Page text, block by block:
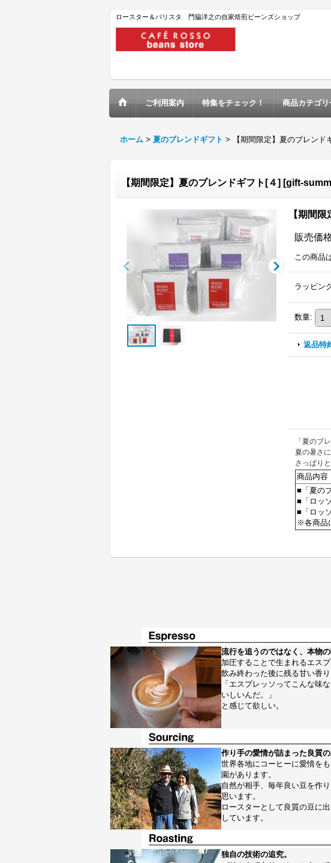
ロースター＆バリスタ 門脇洋之の自家焙煎ビーンズショップ
ご利用案内 特集をチェック！ 商品カテゴリ
ホーム > 夏のブレンドギフト > 【期間限定】夏のブレンド
【期間限定】夏のブレンドギフト[４] [gift-
【期間
販売価
この商品
ラッピン
数量:
返品特
「夏のブ
夏の暑さ
さっぱり
商品内容
■「夏の
■「ロッ
■「ロッ
※各商品
流行を追うのではなく、本物の
加圧することで生まれるエスプ
飲み終わった後に残る甘い香り
「エスプレッソってこんな味
いしいんだ。」
と感じて欲しい。
作り手の愛情が詰まった良質の
世界各地にコーヒーに愛情を
園があります。
自然が相手、毎年良い豆を作
思います。
ロースターとして良質の豆に
しています。
独自の技術の追究。